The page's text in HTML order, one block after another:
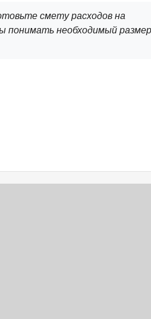
смету расходов на
понимать необходимый размер